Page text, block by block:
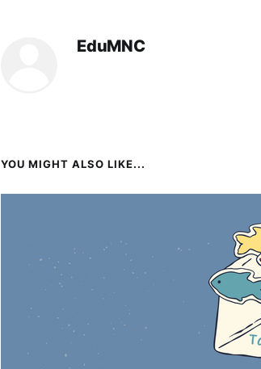
EduMNC
YOU MIGHT ALSO LIKE...